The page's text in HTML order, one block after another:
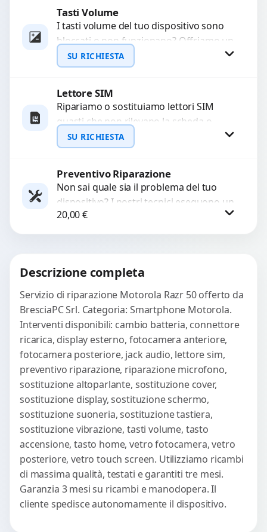
Richiedi Preventivo
WhatsApp
Tasti Volume
I tasti volume del tuo dispositivo sono
bloccati o non funzionano? Offriamo un
servizio di riparazione o sostituzione
con ricambi...
SU RICHIESTA
Richiedi Preventivo
WhatsApp
Lettore SIM
Ripariamo o sostituiamo lettori SIM
guasti che non rilevano la scheda o
interrompono il segnale. Utilizziamo
ricambi testati e garantiti...
SU RICHIESTA
Richiedi Preventivo
WhatsApp
Preventivo Riparazione
Non sai quale sia il problema del tuo
dispositivo? I nostri tecnici eseguono un
check-up completo con strumenti
avanzati per...
20,00€
Descrizione completa
Servizio di riparazione Motorola Razr 50 offerto da
BresciaPC Srl. Categoria: Smartphone Motorola.
Interventi disponibili: cambio batteria, connettore
ricarica, display esterno, fotocamera anteriore,
fotocamera posteriore, jack audio, lettore sim,
preventivo riparazione, riparazione microfono,
sostituzione altoparlante, sostituzione cover,
sostituzione display, sostituzione schermo,
sostituzione suoneria, sostituzione tastiera,
sostituzione vibrazione, tasti volume, tasto
accensione, tasto home, vetro fotocamera, vetro
posteriore, vetro touch screen. Utilizziamo ricambi
di massima qualità, testati e garantiti tre mesi.
Garanzia 3 mesi su ricambi e manodopera. Il
cliente spedisce autonomamente il dispositivo.